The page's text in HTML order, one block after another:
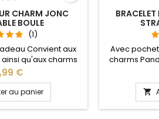
CHARM JONC
BOULE
(1)
Convient aux
qu'aux charms
pour : Noël, Saint
anniversaire de
se détache
les charms par
le bouton Ajustable
€
au panier
Avec
charms
de notre
Valentin,
mariage La
d'un coté
simple
